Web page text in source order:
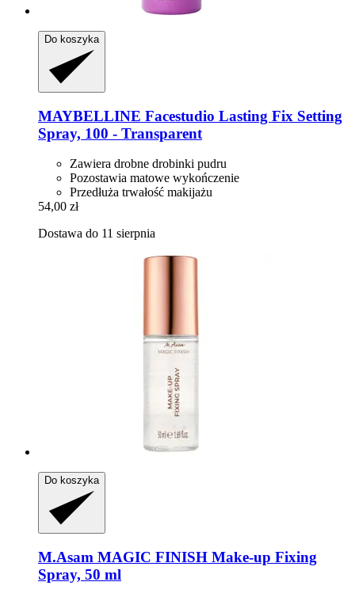
Do koszyka
MAYBELLINE Facestudio Lasting Fix Setting
Spray, 100 -​ Transparent
Zawiera drobne drobinki pudru
Pozostawia matowe wykończenie
Przedłuża trwałość makijażu
54,00 zł
Dostawa do 11 sierpnia
Do koszyka
M.Asam MAGIC FINISH Make-​up Fixing
Spray, 50 ml